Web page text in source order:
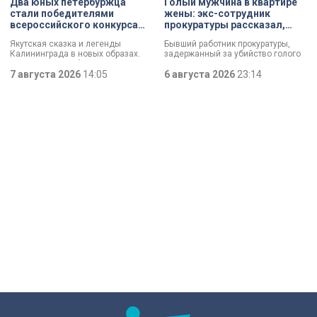
который не имеет ничего общего с
вандализмом.
эта история уникальна?
Два юных петербуржца
стали победителями
всероссийского конкурса
Якутская сказка и легенды
Калининграда в новых образах.
победителями всероссийского
7 августа 2026 14:05
Голый мужчина в квартире
жены: экс-сотрудник
прокуратуры рассказал,
Бывший работник прокуратуры,
задержанный за убийство голого
которые толкнули его на страшное
6 августа 202623:14